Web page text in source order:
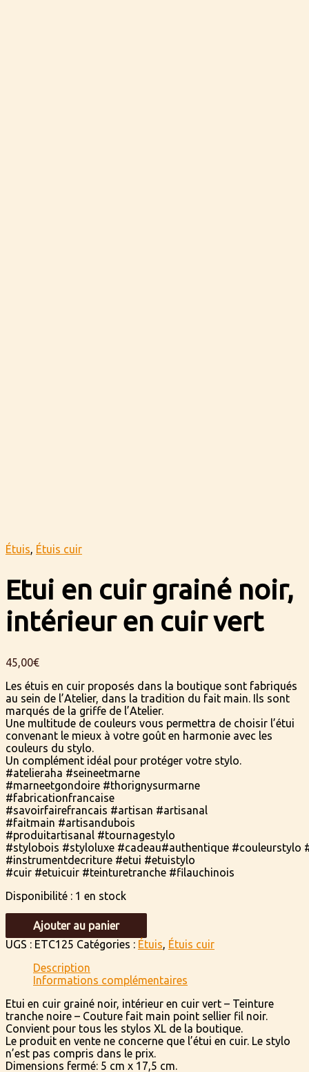
Étuis, Étuis cuir
Etui en cuir grainé noir,
intérieur en cuir vert
45,00€
Les étuis en cuir proposés dans la boutique sont fabriqués
au sein de l’Atelier, dans la tradition du fait main. Ils sont
marqués de la griffe de l’Atelier.
Une multitude de couleurs vous permettra de choisir l’étui
convenant le mieux à votre goût en harmonie avec les
couleurs du stylo.
Un complément idéal pour protéger votre stylo.
#atelieraha #seineetmarne
#marneetgondoire #thorignysurmarne
#fabricationfrancaise
#savoirfairefrancais #artisan #artisanal
#faitmain #artisandubois
#produitartisanal #tournagestylo
#stylobois #styloluxe #cadeau#authentique #couleurstylo
#instrumentdecriture #etui #etuistylo
#cuir #etuicuir #teinturetranche #filauchinois
Disponibilité : 1 en stock
quantité
Etui
intérieur
en
cuir
vert
Ajouter au panier
UGS : ETC125 Catégories : Étuis Étuis cuir
Description
Informations complémentaires
Etui en cuir grainé noir, intérieur en cuir vert – Teinture
tranche noire – Couture fait main point sellier fil noir.
Convient pour tous les stylos XL de la boutique.
Le produit en vente ne concerne que l’étui en cuir. Le stylo
n’est pas compris dans le prix.
Dimensions fermé: 5 cm x 17,5 cm.